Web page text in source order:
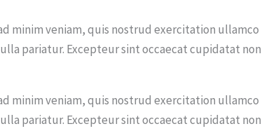
minim veniam, quis nostrud exercitation ullamco
pariatur. Excepteur sint occaecat cupidatat non
minim veniam, quis nostrud exercitation ullamco
pariatur. Excepteur sint occaecat cupidatat non